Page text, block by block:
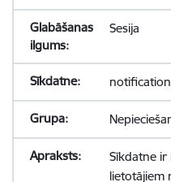
Sesija
Sīkdatne ir
lietotājiem